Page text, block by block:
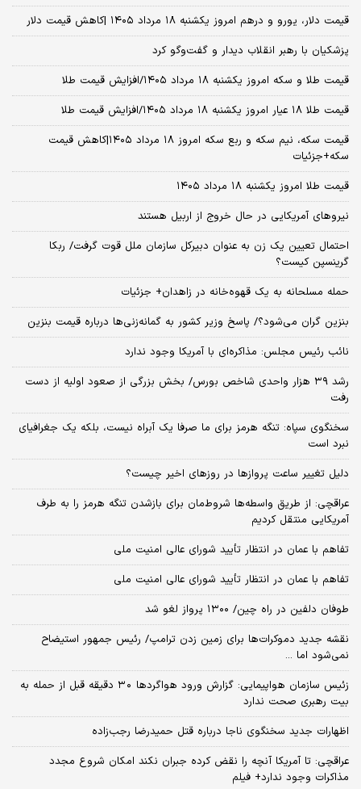
قیمت دلار، یورو و درهم امروز یکشنبه ۱۸ مرداد ۱۴۰۵ |کاهش قیمت دلار
پزشکیان با رهبر انقلاب دیدار و گفت‌وگو کرد
قیمت طلا و سکه امروز یکشنبه ۱۸ مرداد ۱۴۰۵/افزایش قیمت طلا
قیمت طلا ۱۸ عیار امروز یکشنبه ۱۸ مرداد ۱۴۰۵/افزایش قیمت طلا
قیمت سکه، نیم سکه و ربع سکه امروز ۱۸ مرداد ۱۴۰۵|کاهش قیمت
سکه+جزئیات
قیمت طلا امروز یکشنبه ۱۸ مرداد ۱۴۰۵
نیروهای آمریکایی در حال خروج از اربیل هستند
احتمال تعیین یک زن به عنوان دبیرکل سازمان ملل قوت گرفت/ ربکا
گرینسپن کیست؟
حمله مسلحانه به یک قهوه‌خانه در زاهدان+ جزئیات
بنزین گران می‌شود؟/ پاسخ وزیر کشور به گمانه‌زنی‌ها درباره قیمت بنزین
نائب رئیس مجلس: مذاکره‌ای با آمریکا وجود ندارد
رشد ۳۹ هزار واحدی شاخص بورس/ بخش بزرگی از صعود اولیه از دست
رفت
سخنگوی سپاه: تنگه هرمز برای ما صرفا یک آبراه نیست، بلکه یک جغرافیای
نبرد است
دلیل تغییر ساعت پروازها در روزهای اخیر چیست؟
عراقچی: از طریق واسطه‌ها شروط‌مان برای بازشدن تنگه هرمز را به طرف
آمریکایی منتقل کردیم
تفاهم با عمان در انتظار تأیید شورای عالی امنیت ملی
تفاهم با عمان در انتظار تأیید شورای عالی امنیت ملی
طوفان دلفین در راه چین/ ۱۳۰۰ پرواز لغو شد
نقشه جدید دموکرات‌ها برای زمین زدن ترامپ/ رئیس جمهور استیضاح
نمی‌شود اما ...
زئیس سازمان هواپیمایی: گزارش ورود هواگردها ٣٠ دقیقه قبل از حمله به
بیت رهبری صحت ندارد
اظهارات جدید سخنگوی ناجا درباره قتل حمیدرضا رجب‌زاده
عراقچی: تا آمریکا آنچه را نقض کرده جبران نکند امکان شروع مجدد
مذاکرات وجود ندارد+ فیلم